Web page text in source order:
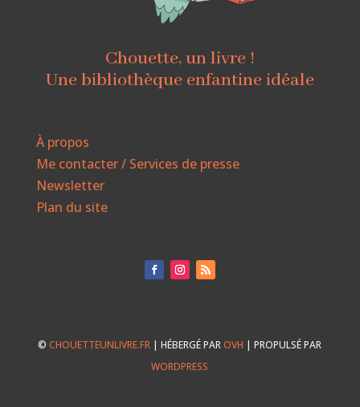
Chouette, un livre !
Une bibliothèque enfantine idéale
À propos
Me contacter / Services de presse
Newsletter
Plan du site
©CHOUETTEUNLIVRE.FR | HÉBERGÉ PAROVH | PROPULSÉ PAR
WORDPRESS